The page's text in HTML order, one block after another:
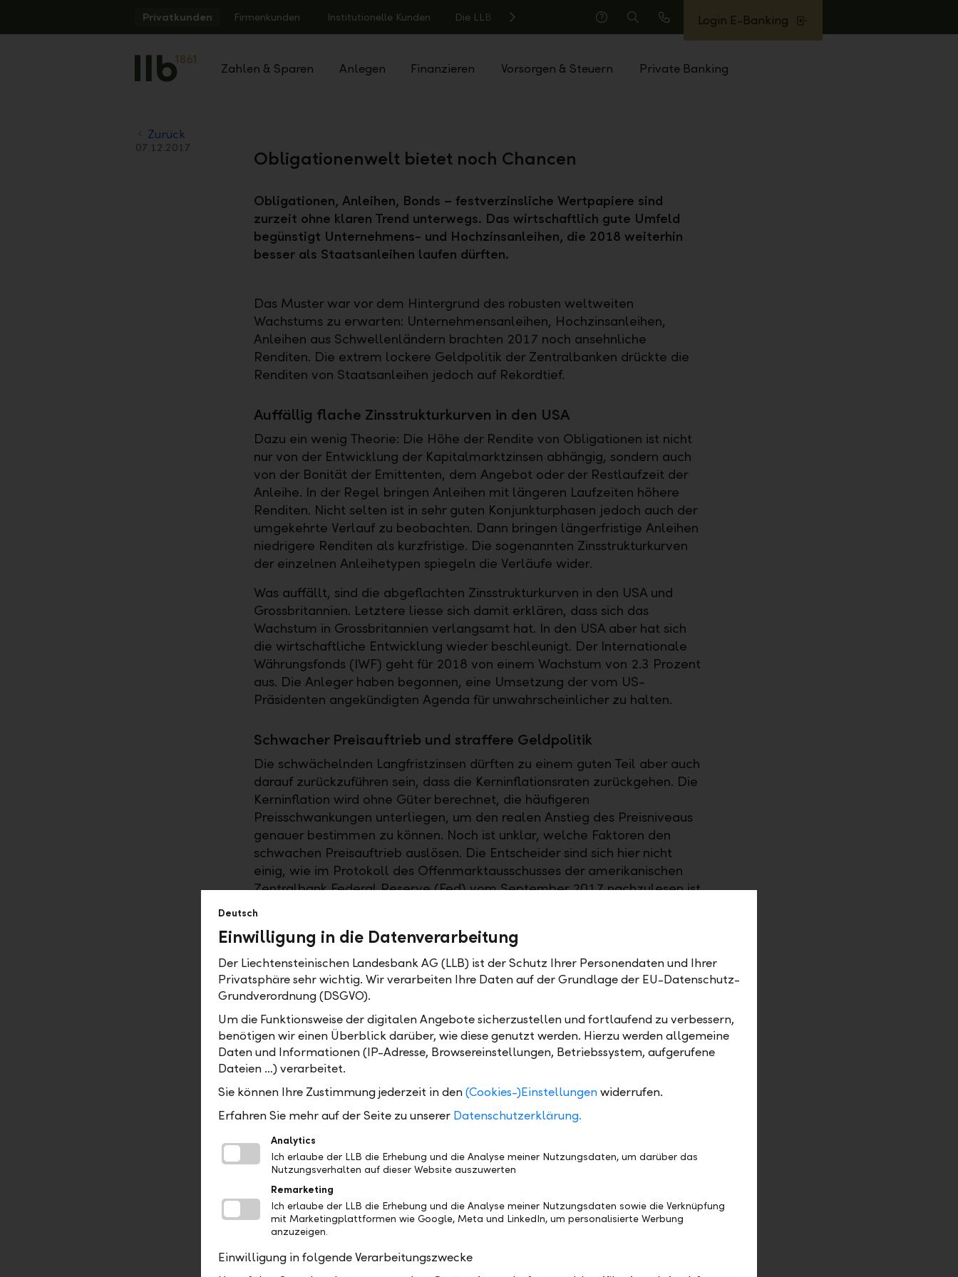
Privatkunden Firmenkunden Institutionelle Kunden Die LLB
Hilfe
Suche
Anrufen
Login E-Banking
Zahlen & Sparen Anlegen Finanzieren Vorsorgen & Steuern Private Banking
Zurück
07.12.2017 Obligationenwelt bietet noch Chancen
Obligationen, Anleihen, Bonds – festverzinsliche Wertpapiere sind
zurzeit ohne klaren Trend unterwegs. Das wirtschaftlich gute Umfeld
begünstigt Unternehmens- und Hochzinsanleihen, die 2018 weiterhin
besser als Staatsanleihen laufen dürften.
Das Muster war vor dem Hintergrund des robusten weltweiten
Wachstums zu erwarten: Unternehmensanleihen, Hochzinsanleihen,
Anleihen aus Schwellenländern brachten 2017 noch ansehnliche
Renditen. Die extrem lockere Geldpolitik der Zentralbanken drückte die
Renditen von Staatsanleihen jedoch auf Rekordtief.
Auffällig flache Zinsstrukturkurven in den USA
Dazu ein wenig Theorie: Die Höhe der Rendite von Obligationen ist nicht
nur von der Entwicklung der Kapitalmarktzinsen abhängig, sondern auch
von der Bonität der Emittenten, dem Angebot oder der Restlaufzeit der
Anleihe. In der Regel bringen Anleihen mit längeren Laufzeiten höhere
Renditen. Nicht selten ist in sehr guten Konjunkturphasen jedoch auch der
umgekehrte Verlauf zu beobachten. Dann bringen längerfristige Anleihen
niedrigere Renditen als kurzfristige. Die sogenannten Zinsstrukturkurven
der einzelnen Anleihetypen spiegeln die Verläufe wider.
Was auffällt, sind die abgeflachten Zinsstrukturkurven in den USA und
Grossbritannien. Letztere liesse sich damit erklären, dass sich das
Wachstum in Grossbritannien verlangsamt hat. In den USA aber hat sich
die wirtschaftliche Entwicklung wieder beschleunigt. Der Internationale
Währungsfonds (IWF) geht für 2018 von einem Wachstum von 2.3 Prozent
aus. Die Anleger haben begonnen, eine Umsetzung der vom US-
Präsidenten angekündigten Agenda für unwahrscheinlicher zu halten.
Schwacher Preisauftrieb und straffere Geldpolitik
Die schwächelnden Langfristzinsen dürften zu einem guten Teil aber auch
darauf zurückzuführen sein, dass die Kerninflationsraten zurückgehen. Die
Kerninflation wird ohne Güter berechnet, die häufigeren
Preisschwankungen unterliegen, um den realen Anstieg des Preisniveaus
genauer bestimmen zu können. Noch ist unklar, welche Faktoren den
schwachen Preisauftrieb auslösen. Die Entscheider sind sich hier nicht
einig, wie im Protokoll des Offenmarktausschusses der amerikanischen
Zentralbank Federal Reserve (Fed) vom September 2017 nachzulesen ist.
Vieles spricht dafür, dass die Fed ihr riesiges Investitionsprogramm zur
Stützung der Märkte weiter vorsichtig zurückfahren wird. Durch ihre
Jahren seit der Finanzkrise eine Rekord-Bilanz aufgebaut. Der Verkauf
dieser Staatsanleihen und Hypothekentitel soll zaghaft erfolgen, um
Unruhen an den Märkten zu vermeiden. Am 13. Dezember ist eine
weitere Erhöhung des Leitzinses wahrscheinlich.
Und auch die Europäische Zentralbank (EZB) dürfte sich allmählich von
ihrer ultralockeren Geldpolitik verabschieden. Sie hat angekündigt, das
Volumen ihrer Staatsanleihekäufe ab Januar 2018 zu halbieren. Die EZB
würde dann in naher Zukunft weniger Bonds kaufen, und die Renditen
würden wieder steigen, weil die Nachfrage nach den Papieren sinkt. Die
EZB strebt eine Inflation von knapp zwei Prozent als Idealwert für die
Wirtschaft an. Davon war sie mit einer Rate von 1.4 Prozent im Oktober
2017 aber noch weit entfernt. Zurzeit rechnen Experten daher erst 2019
mit einer Anhebung der Leitzinsen.
Kürzerer Anlagehorizont scheint angebracht
Das alles nährt Spekulationen auf eine Wende am Anleihemarkt. Doch
Deutsch
Einwilligung in die Datenverarbeitung
Der Liechtensteinischen Landesbank AG (LLB) ist der Schutz Ihrer Personendaten und Ihrer
Privatsphäre sehr wichtig. Wir verarbeiten Ihre Daten auf der Grundlage der EU-Datenschutz-
Grundverordnung (DSGVO).
Um die Funktionsweise der digitalen Angebote sicherzustellen und fortlaufend zu verbessern,
benötigen wir einen Überblick darüber, wie diese genutzt werden. Hierzu werden allgemeine
Daten und Informationen (IP-Adresse, Browsereinstellungen, Betriebssystem, aufgerufene
Dateien …) verarbeitet.
Sie können Ihre Zustimmung jederzeit in den(Cookies-)Einstellungenwiderrufen.
Erfahren Sie mehr auf der Seite zu unserer Datenschutzerklärung.
Analytics
Ich erlaube der LLB die Erhebung und die Analyse meiner Nutzungsdaten, um darüber das
Nutzungsverhalten auf dieser Website auszuwerten
Remarketing
Ich erlaube der LLB die Erhebung und die Analyse meiner Nutzungsdaten sowie die Verknüpfung
mit Marketingplattformen wie Google, Meta und LinkedIn, um personalisierte Werbung
anzuzeigen.
Einwilligung in folgende Verarbeitungszwecke